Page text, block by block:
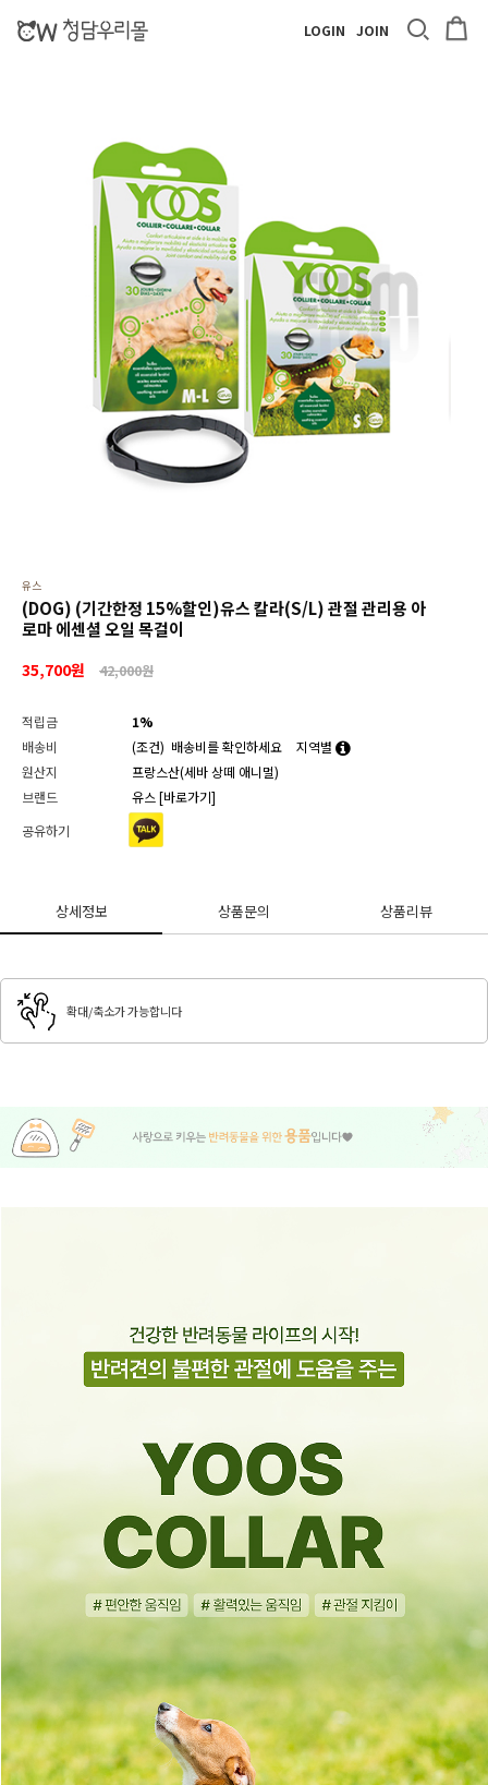
LOGIN JOIN
유스
(DOG) (기간한정 15%할인)유스 칼라(S/L) 관절 관리용 아
로마 에센셜 오일 목걸이
35,700원 42,000원
적립금
1%
배송비
(조건) 배송비를 확인하세요
지역별
원산지
프랑스산(세바 상떼 애니멀)
브랜드
유스 [바로가기]
공유하기
상세정보 상품문의 상품리뷰
확대/축소가 가능합니다